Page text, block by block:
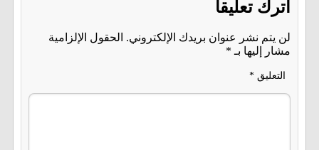
اترك تعليقاً
لن يتم نشر عنوان بريدك الإلكتروني. الحقول الإلزامية
مشار إليها بـ *
التعليق *